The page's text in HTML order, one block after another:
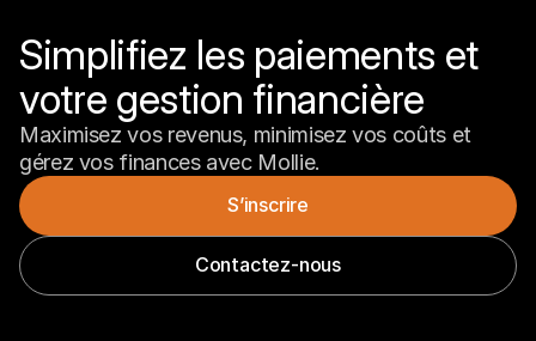
Simplifiez les paiements et
votre gestion financière
Maximisez vos revenus, minimisez vos coûts et
gérez vos finances avec Mollie.
S’inscrire
Contactez-nous